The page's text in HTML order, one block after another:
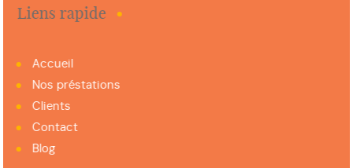
Liens rapide
Accueil
Nos préstations
Clients
Contact
Blog